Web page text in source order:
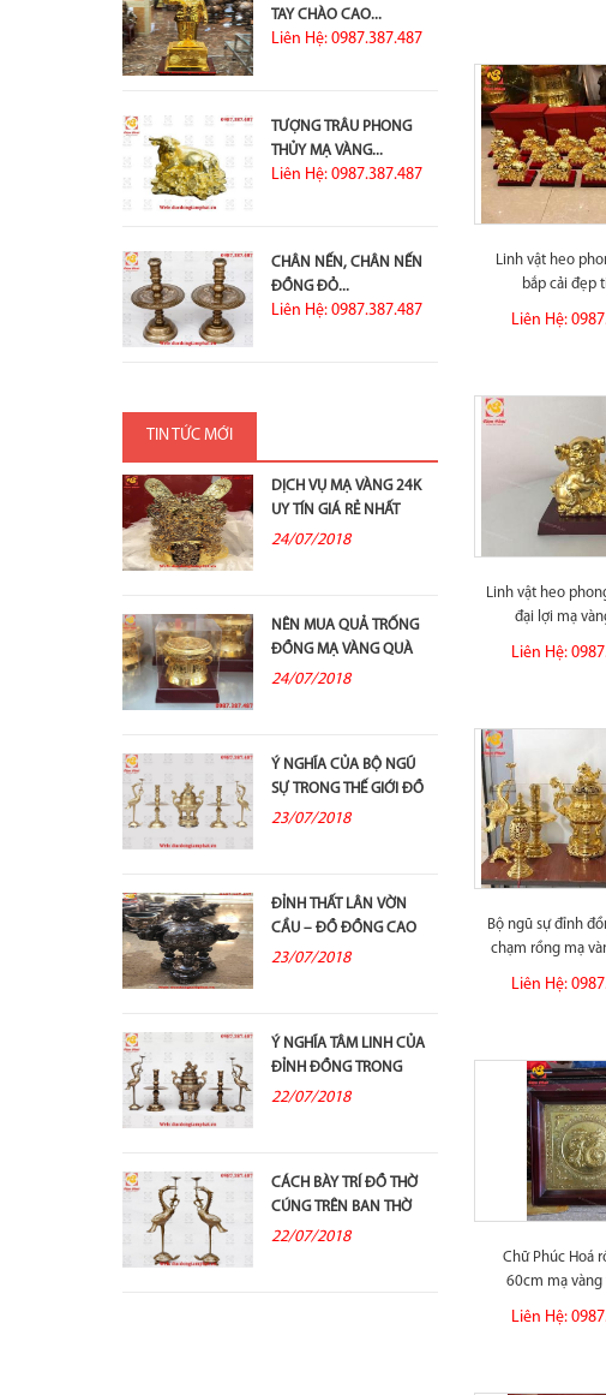
TAY CHÀO CAO...
Liên Hệ: 0987.387.487
TƯỢNG TRÂU PHONG
THỦY MẠ VÀNG...
Liên Hệ: 0987.387.487
CHÂN NẾN, CHÂN NẾN
ĐỒNG ĐỎ...
Liên Hệ: 0987.387.487
TIN TỨC MỚI
DỊCH VỤ MẠ VÀNG 24K
UY TÍN GIÁ RẺ NHẤT
24/07/2018
NÊN MUA QUẢ TRỐNG
ĐỒNG MẠ VÀNG QUÀ
TẶNG Ở ĐÂU?
24/07/2018
Ý NGHĨA CỦA BỘ NGŨ
SỰ TRONG THẾ GIỚI ĐỒ
ĐỒNG THỜ...
23/07/2018
ĐỈNH THẤT LÂN VỜN
CẦU – ĐỒ ĐỒNG CAO
CẤP VÀ Ý...
23/07/2018
Ý NGHĨA TÂM LINH CỦA
ĐỈNH ĐỒNG TRONG
THỜ CÚNG TỔ TIÊN
22/07/2018
CÁCH BÀY TRÍ ĐỒ THỜ
CÚNG TRÊN BAN THỜ
GIA TIÊN
22/07/2018
Linh vật heo
bắp cải đẹp
Liên Hệ:
Linh vật heo
đại lợi mạ
Liên Hệ:
Bộ ngũ sự đỉnh
chạm rồng mạ
Liên Hệ:
Chữ Phúc Hoá
60cm mạ
Liên Hệ: